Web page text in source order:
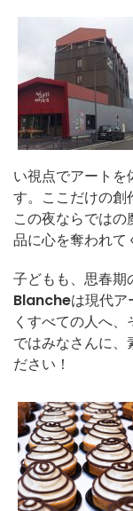
い視点でアートを
す。ここだけの創
この夜ならでは
品に心を奪われて
子どもも、思春期
Blancheは現代
くすべての人へ
ではみなさんに、
ださい！